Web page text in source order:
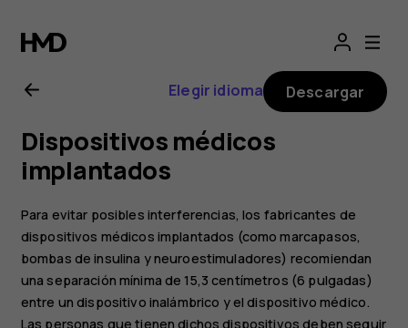
Manual
del
usuario
de
Nokia
2.1
Elegir idioma Descargar
Dispositivos médicos
implantados
Para evitar posibles interferencias, los fabricantes de
dispositivos médicos implantados (como marcapasos,
bombas de insulina y neuroestimuladores) recomiendan
una separación mínima de 15,3 centímetros (6 pulgadas)
entre un dispositivo inalámbrico y el dispositivo médico.
Las personas que tienen dichos dispositivos deben seguir